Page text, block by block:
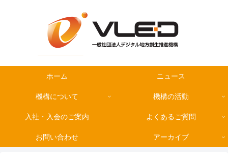
ホーム ニュース
機構について 機構の活動
入社・入会のご案内 よくあるご質問
お問い合わせ アーカイブ